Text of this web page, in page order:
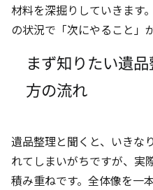
材料を深掘りしていきます
の状況で「次にやること」
まず知りたい遺
方の流れ
遺品整理と聞くと、いきな
れてしまいがちですが、実
積み重ねです。全体像を一